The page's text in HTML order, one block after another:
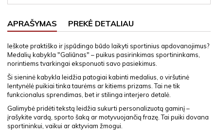
APRAŠYMAS PREKĖ DETALIAU
Ieškote praktiško ir įspūdingo būdo laikyti sportinius apdovanojimus?
Medalių kabykla "Galiūnas" – puikus pasirinkimas sportininkams,
norintiems tvarkingai eksponuoti savo pasiekimus.
Ši sieninė kabykla leidžia patogiai kabinti medalius, o viršutinė
lentynėlė puikiai tinka taurėms ar kitiems prizams. Tai ne tik
funkcionalus sprendimas, bet ir stilinga interjero detalė.
Galimybė pridėti tekstą leidžia sukurti personalizuotą gaminį –
įrašykite vardą, sporto šaką ar motyvuojančią frazę. Tai puiki dovana
sportininkui, vaikui ar aktyviam žmogui.